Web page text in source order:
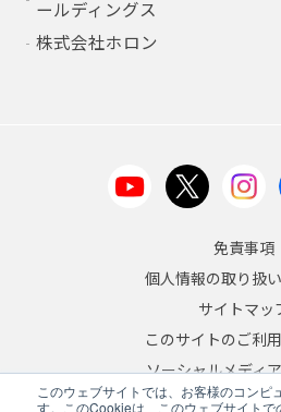
このウェブサイトでは、お客様のコンピ
す。このCookieは、このウェブサイトで
ールディングス
株式会社ホロン
免責事項
個人情報の取り扱
サイトマッ
このサイトのご利
ソーシャルメディ
反社会的勢力への対